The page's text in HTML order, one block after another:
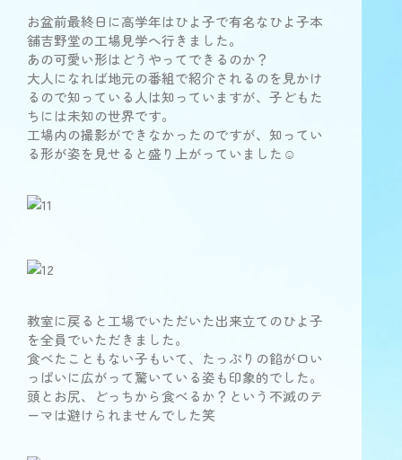
お盆前最終日に高学年はひよ子で有名なひよ子本
舗吉野堂の工場見学へ行きました。
あの可愛い形はどうやってできるのか？
大人になれば地元の番組で紹介されるのを見かけ
るので知っている人は知っていますが、子どもた
ちには未知の世界です。
工場内の撮影ができなかったのですが、知ってい
る形が姿を見せると盛り上がっていました☺️
教室に戻ると工場でいただいた出来立てのひよ子
を全員でいただきました。
食べたこともない子もいて、たっぷりの餡が口い
っぱいに広がって驚いている姿も印象的でした。
頭とお尻、どっちから食べるか？という不滅のテ
ーマは避けられませんでした笑